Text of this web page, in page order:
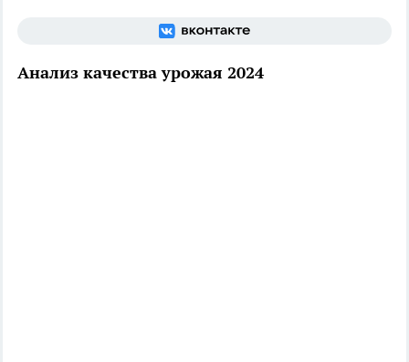
Анализ качества урожая 2024